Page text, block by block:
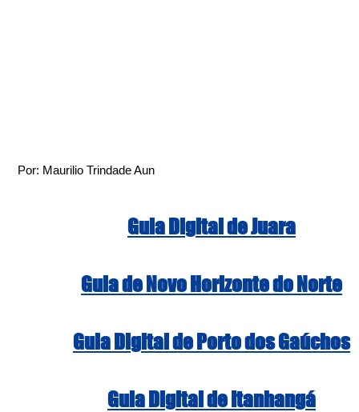
Por: Maurilio Trindade Aun
Guia Digital de Juara
Guia de Novo Horizonte do Norte
Guia Digital de Porto dos Gaúchos
Guia Digital de Itanhangá